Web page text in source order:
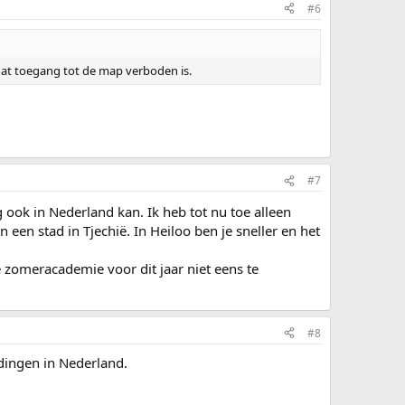
#6
toegang tot de map verboden is.
#7
in Nederland kan. Ik heb tot nu toe alleen
stad in Tjechië. In Heiloo ben je sneller en het
voor dit jaar niet eens te
#8
in Nederland.